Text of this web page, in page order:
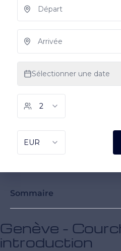
Sommaire
Genève -
introduction